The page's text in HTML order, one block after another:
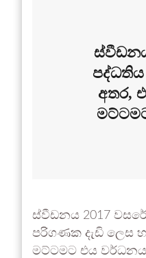
අතර,
ස්වීඩනය 2017
පරිගණක දැඩි ලෙස
මට්ටමට එය